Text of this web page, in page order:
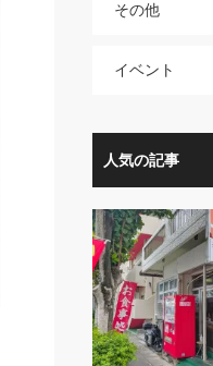
その他
イベント
人気の記事